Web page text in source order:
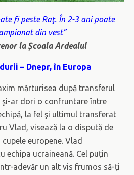
fi peste Raţ. În 2-3 ani poate
din vest”
la Şcoala Ardealul
– Dnepr, în Europa
mărturisea după transferul
şi-ar dori o confruntare între
la fel şi ultimul transferat
Vlad, visează la o dispută de
europene. Vlad
echipa ucraineană. Cel puţin
adevăr un alt vis frumos să-ţi